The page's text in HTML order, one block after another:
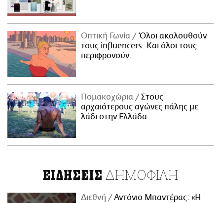
Οπτική Γωνία
Όλοι ακολουθούν
τους influencers. Και όλοι τους
περιφρονούν.
Πομακοχώρια
Στους
αρχαιότερους αγώνες πάλης με
λάδι στην Ελλάδα
ΕΙΔΗΣΕΙΣ ΔΗΜΟΦΙΛΗ
Διεθνή Αντόνιο Μπαντέρας: «Η